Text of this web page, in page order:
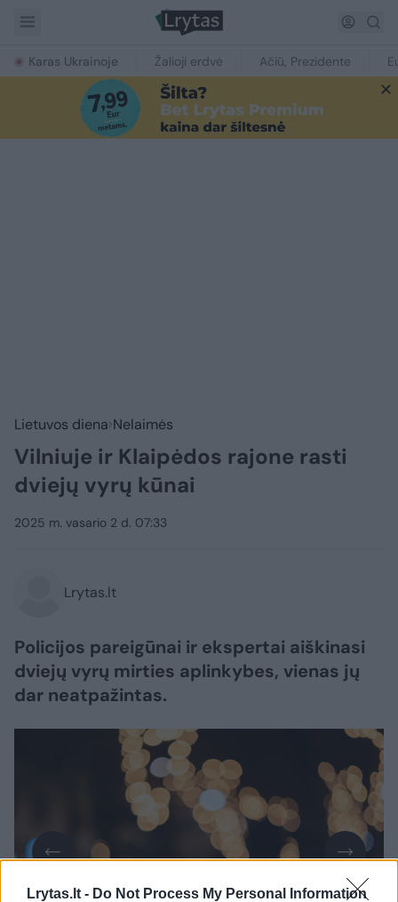
Lrytas.lt - Do Not Process My Personal Information
Karas Ukrainoje Žalioji erdvė Ačiū, Prezidente
Lietuvos diena Nelaimės
Vilniuje ir Klaipėdos rajone rasti
dviejų vyrų kūnai
2025 m. vasario 2 d. 07:33
Lrytas.lt
Policijos pareigūnai ir ekspertai aiškinasi
dviejų vyrų mirties aplinkybes, vienas jų
dar neatpažintas.